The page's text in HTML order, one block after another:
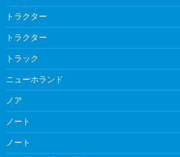
トラクター
トラクター
トラック
ニューホランド
ノア
ノート
ノート